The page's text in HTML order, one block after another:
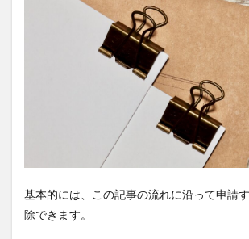
基本的には、この記事の流れに沿って申請
除できます。